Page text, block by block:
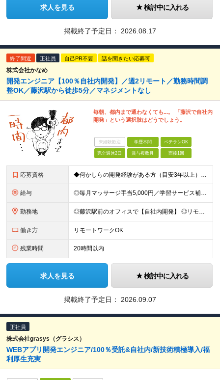
求人を見る 検討中に入れる
掲載終了予定日： 2026.08.17
終了間近 正社員 自己PR不要 話を聞きたい応募可
株式会社かなめ
開発エンジニア【100％自社内開発】／週2リモート／勤務時間調
整OK／藤沢駅から徒歩5分／マネジメントなし
毎朝、都内まで通わなくても...。 「藤沢で自社内
開発」という選択肢はどうでしょう。
未経験歓迎 学歴不問 ベテランOK
完全週休2日 賞与複数月 面接1回
応募資格 ◆何かしらの開発経験がある方（目安3年以上） └一人称で開発を進めた経験があればOK！ 特に言語の縛り等はございません。 ◆学歴不問 ＼こんな方であれば入社後すぐに活躍できます／ ・PHPを活用し
給与 ◎毎月マッサージ手当5,000円／学習サービス補助制度あり ■年俸420万円～518万円 （14分割／毎月の給与に加えて、賞与として年2回支給します） ┗月給換算：30万円～37万円 ＼あなたの
勤務地 ◎藤沢駅前のオフィスで【自社内開発】 ◎リモートワークOK ◎茅ヶ崎、鎌倉、逗子、平塚、辻堂などから電車で通いやすい 神奈川県藤沢市藤沢89-1 メイキビル4F ＼都内や横浜・川崎市に住むより、家
働き方 リモートワークOK
残業時間 20時間以内
求人を見る 検討中に入れる
掲載終了予定日： 2026.09.07
正社員
株式会社grasys（グラシス）
WEBアプリ開発エンジニア/100％受託&自社内/新技術積極導入/福
利厚生充実